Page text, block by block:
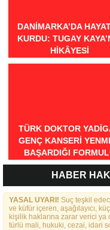
DANIMARKA’DA
KURDU: TUGAY
HIKÂYESI
TÜRK DOKTOR
GENÇ KANSERI
BAŞARDIĞI
AÇIKLADI
HABER
YASAL UYARI! Suç teşkil
ve küfür içeren, aşağılayıcı,
kişilik haklarına zarar verici
türlü mali, hukuki, cezai, idari